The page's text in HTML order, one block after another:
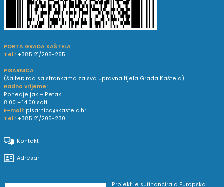
PORTA GRADA KAŠTELA
Tel.: +385 21/205-265
PISARNICA
(šalter; rad sa strankama za sva upravna tijela Grada Kaštela)
Radno vrijeme:
Ponedjeljak – Petak
8.00 – 14.00 sati
E-mail: pisarnica@kastela.hr
Tel.: +385 21/205-230
Kontakt
Adresar
Projekt je sufinancirala Europska